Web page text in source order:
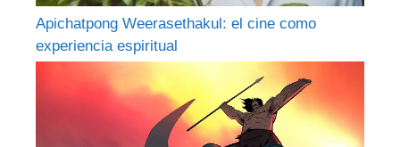
Apichatpong Weerasethakul: el cine como
experiencia espiritual